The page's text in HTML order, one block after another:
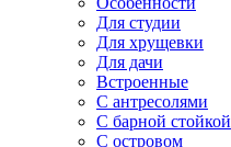
Для студии
Для хрущевки
Для дачи
Встроенные
С антресолями
С барной стойкой
С островом